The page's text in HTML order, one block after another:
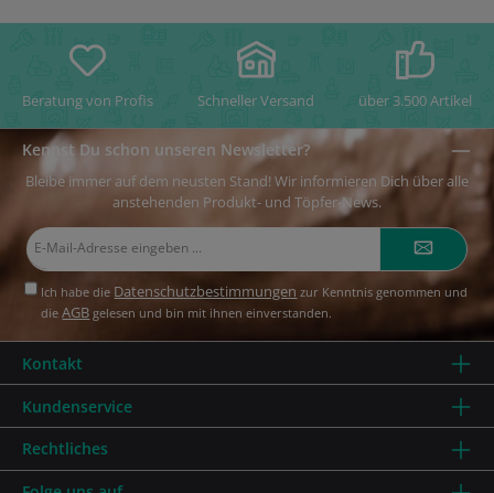
Beratung von Profis Schneller Versand über 3.500 Artikel
Kennst Du schon unseren Newsletter?
Bleibe immer auf dem neusten Stand! Wir informieren Dich über alle
anstehenden Produkt- und Töpfer-News.
Ich habe die Datenschutzbestimmungen zur Kenntnis genommen und
dieAGB gelesen und bin mit ihnen einverstanden.
Kundenservice
Rechtliches
Kontakt